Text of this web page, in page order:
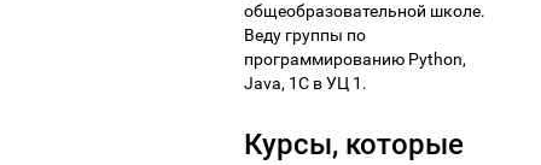
общеобразовательной школе.
Веду группы по
программированию Python,
Java, 1С в УЦ 1.
Курсы, которые